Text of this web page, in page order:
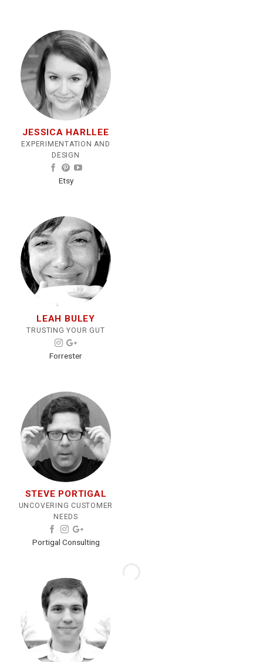
JESSICA HARLLEE
EXPERIMENTATION AND
DESIGN
Etsy
LEAH BULEY
TRUSTING YOUR GUT
Forrester
STEVE PORTIGAL
UNCOVERING CUSTOMER
NEEDS
Portigal Consulting